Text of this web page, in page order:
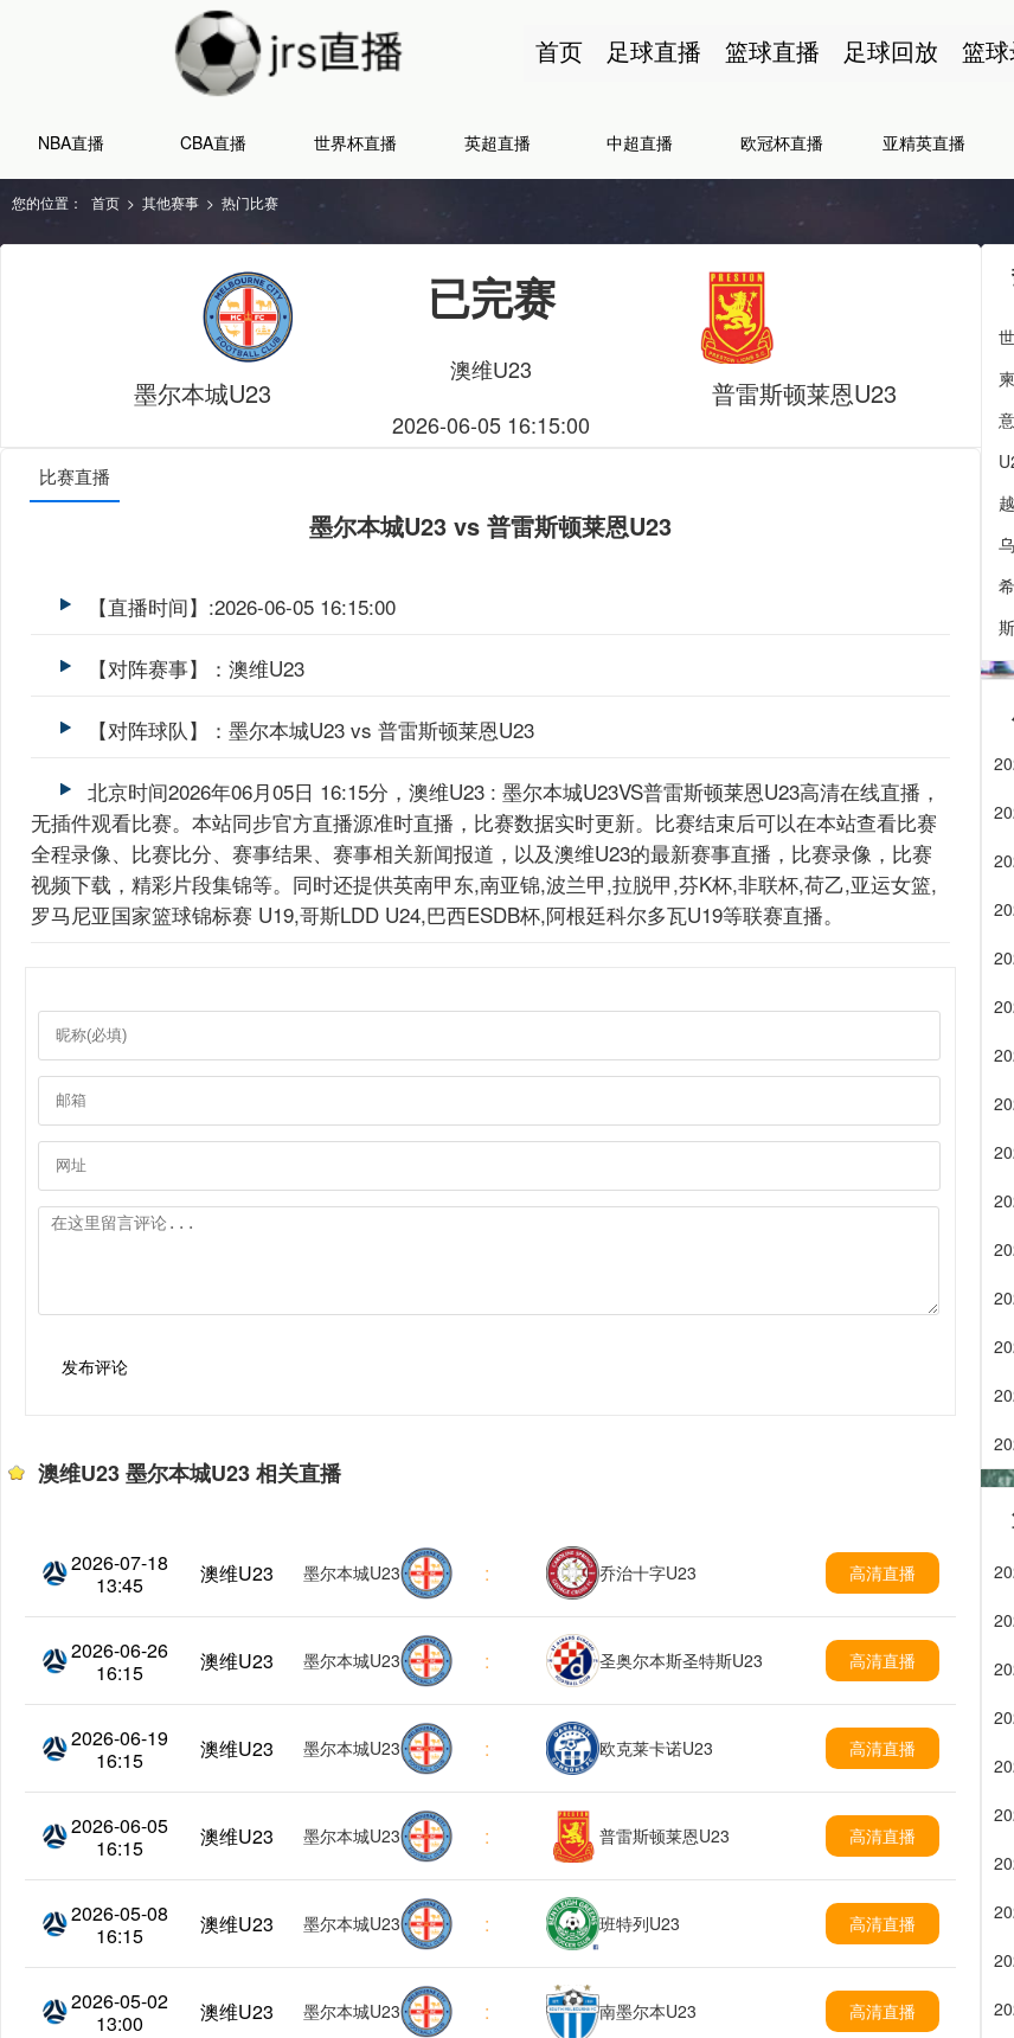
首页 足球直播 篮球直播 足球回放 篮
NBA直播 CBA直播 世界杯直播 英超直播 中超直播 欧冠杯直播 亚精英直播
您的位置： 首页 > 其他赛事 > 热门比赛
墨尔本城U23
已完赛
澳维U23
2026-06-05 16:15:00
普雷斯顿莱恩U23
比赛直播
墨尔本城U23 vs 普雷斯顿莱恩U23
【直播时间】:2026-06-05 16:15:00
【对阵赛事】：澳维U23
【对阵球队】：墨尔本城U23 vs 普雷斯顿莱恩U23
北京时间2026年06月05日 16:15分，澳维U23 : 墨尔本城U23VS普雷斯顿莱恩U23高清在线直播，
无插件观看比赛。本站同步官方直播源准时直播，比赛数据实时更新。比赛结束后可以在本站查看比赛
全程录像、比赛比分、赛事结果、赛事相关新闻报道，以及澳维U23的最新赛事直播，比赛录像，比赛
视频下载，精彩片段集锦等。同时还提供英南甲东,南亚锦,波兰甲,拉脱甲,芬K杯,非联杯,荷乙,亚运女篮,
罗马尼亚国家篮球锦标赛 U19,哥斯LDD U24,巴西ESDB杯,阿根廷科尔多瓦U19等联赛直播。
发布评论
澳维U23 墨尔本城U23 相关直播
2026-07-18
13:45
澳维U23 墨尔本城U23 : 乔治十字U23 高清直播
2026-06-26
16:15
澳维U23 墨尔本城U23 : 圣奥尔本斯圣特斯U23 高清直播
2026-06-19
16:15
澳维U23 墨尔本城U23 : 欧克莱卡诺U23 高清直播
2026-06-05
16:15
澳维U23 墨尔本城U23 : 普雷斯顿莱恩U23 高清直播
2026-05-08
16:15
澳维U23 墨尔本城U23 : 班特列U23 高清直播
2026-05-02
13:00
澳维U23 墨尔本城U23 : 南墨尔本U23 高清直播